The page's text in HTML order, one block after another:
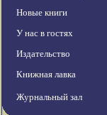
Новые книги
У нас в гостях
Издательство
Книжная лавка
Журнальный зал